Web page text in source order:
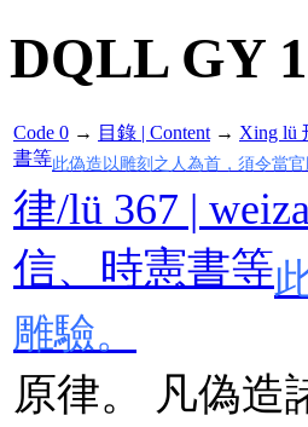
DQLL GY
Code 0 → 目錄 | Content → Xing lü
書等此偽造以雕刻之人為首，須令當官
律/lü 367 |
信、時憲書等
雕驗。
原律。 凡偽造